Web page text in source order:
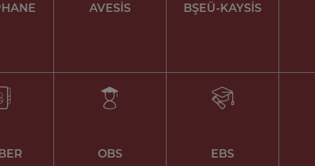
AVESİS BŞEÜ-KAYSİS
OBS EBS